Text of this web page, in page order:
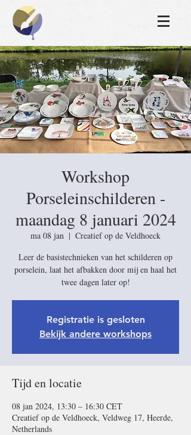
Workshop
Porseleinschilderen -
maandag 8 januari 2024
ma 08 jan
  |
Creatief op de Veldhoeck
Leer de basistechnieken van het schilderen op
porselein, laat het afbakken door mij en haal het
twee dagen later op!
Registratie is gesloten
Bekijk andere workshops
Tijd en locatie
08 jan 2024, 13:30 – 16:30 CET
Creatief op de Veldhoeck, Veldweg 17, Heerde,
Netherlands